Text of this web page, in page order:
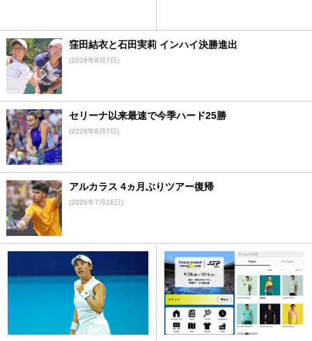
窪田結衣と石田実莉 インハイ決勝進出
(2026年8月7日)
セリーナ以来最速で今季ハード25勝
(2026年8月7日)
アルカラス 4ヵ月ぶりツアー復帰
(2026年7月16日)